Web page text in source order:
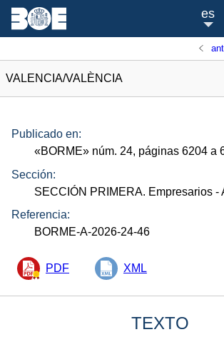
es
VALENCIA/VALÈNCIA
Publicado en:
«BORME» núm. 24, páginas 6204 a
Sección:
SECCIÓN PRIMERA. Empresarios -
Referencia:
BORME-A-2026-24-46
PDF XML
TEXTO